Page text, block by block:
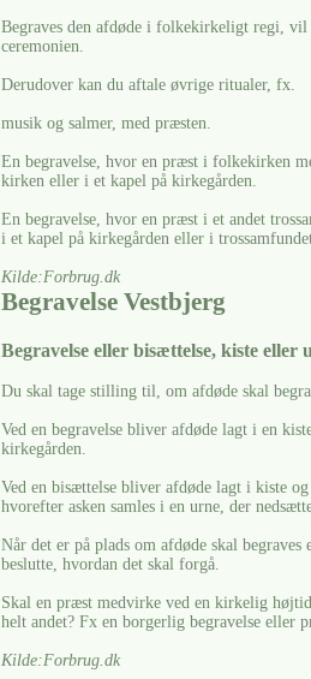
Begraves den afdøde i folkekirkeligt regi, vil
ceremonien.
Derudover kan du aftale øvrige ritualer, fx.
musik og salmer, med præsten.
En begravelse, hvor en præst i folkekirken
kirken eller i et kapel på kirkegården.
En begravelse, hvor en præst i et andet
i et kapel på kirkegården eller i
Kilde:Forbrug.dk
Begravelse Vestbjerg
Begravelse eller bisættelse, kiste eller
Du skal tage stilling til, om afdøde skal
Ved en begravelse bliver afdøde lagt i en
kirkegården.
Ved en bisættelse bliver afdøde lagt i kiste
hvorefter asken samles i en urne, der
Når det er på plads om afdøde skal
beslutte, hvordan det skal forgå.
Skal en præst medvirke ved en kirkelig
helt andet? Fx en borgerlig begravelse eller
Kilde:Forbrug.dk